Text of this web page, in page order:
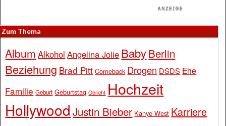
Zum Thema
Album Alkohol Angelina Jolie BabyBerlin
Beziehung Brad Pitt Comeback Drogen DSDS Ehe
Familie Geburt Geburtstag Gericht Hochzeit
Hollywood Justin Bieber Kanye West Karriere